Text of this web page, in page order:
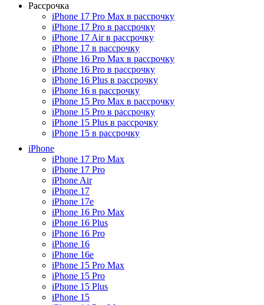
Рассрочка
iPhone 17 Pro Max в рассрочку
iPhone 17 Pro в рассрочку
iPhone 17 Air в рассрочку
iPhone 17 в рассрочку
iPhone 16 Pro Max в рассрочку
iPhone 16 Pro в рассрочку
iPhone 16 Plus в рассрочку
iPhone 16 в рассрочку
iPhone 15 Pro Max в рассрочку
iPhone 15 Pro в рассрочку
iPhone 15 Plus в рассрочку
iPhone 15 в рассрочку
iPhone
iPhone 17 Pro Max
iPhone 17 Pro
iPhone Air
iPhone 17
iPhone 17e
iPhone 16 Pro Max
iPhone 16 Plus
iPhone 16 Pro
iPhone 16
iPhone 16e
iPhone 15 Pro Max
iPhone 15 Pro
iPhone 15 Plus
iPhone 15